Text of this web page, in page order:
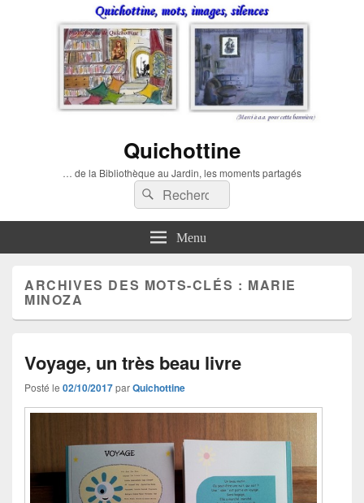
Quichottine
… de la Bibliothèque au Jardin, les moments partagés
Recherche :
Rechercher
Menu
ARCHIVES DES MOTS-CLÉS : MARIE
MINOZA
Voyage, un très beau livre
Posté le 02/10/2017parQuichottine